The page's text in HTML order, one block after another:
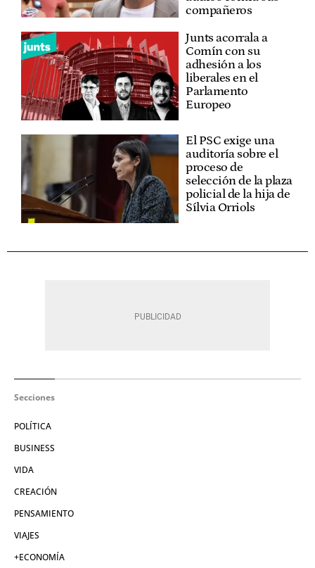
compañeros
Junts acorrala a
Comín con su
adhesión a los
liberales en el
Parlamento
Europeo
El PSC exige una
auditoría sobre el
proceso de
selección de la plaza
policial de la hija de
Sílvia Orriols
Secciones
POLÍTICA
BUSINESS
VIDA
CREACIÓN
PENSAMIENTO
VIAJES
+ECONOMÍA